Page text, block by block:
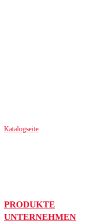
Katalogseite
PRODUKTE
UNTERNEHMEN